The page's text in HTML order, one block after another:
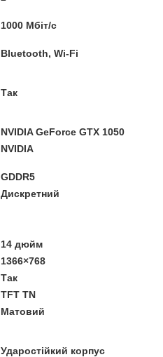
1000 Мбіт/с
Bluetooth, Wi-Fi
Так
NVIDIA GeForce GTX 1050
NVIDIA
GDDR5
Дискретний
14 дюйм
1366×768
Так
TFT TN
Матовий
Ударостійкий корпус